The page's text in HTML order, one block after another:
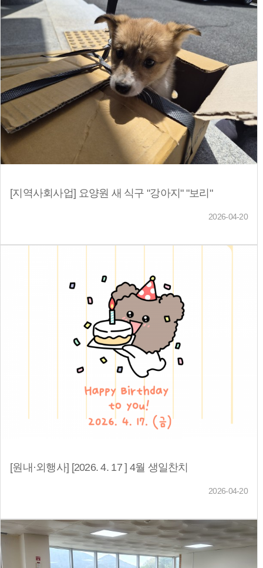
[지역사회사업] 요양원 새 식구 "강아지" "보리"
2026-04-20
[원내·외행사] [2026. 4. 17 ] 4월 생일찬치
2026-04-20